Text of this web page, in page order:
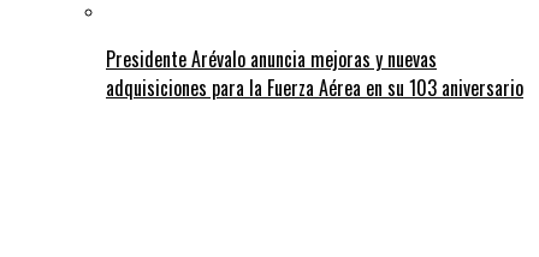
Presidente Arévalo anuncia mejoras y nuevas
adquisiciones para la Fuerza Aérea en su 103 aniversario